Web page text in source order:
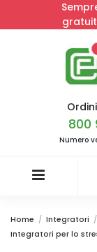
800
Numero
Home Integratori
Integratori per lo